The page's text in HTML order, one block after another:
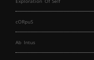
cORpuS
Ab Intus